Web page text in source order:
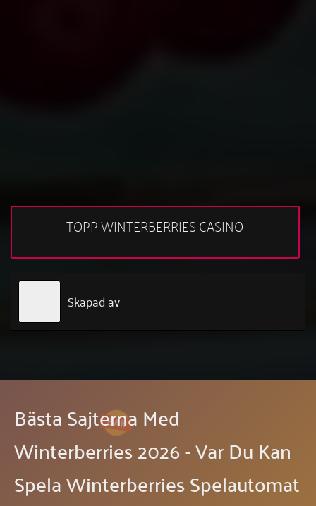
TOPP WINTERBERRIES CASINO
Skapad av
Bästa Sajterna Med
Winterberries 2026 - Var Du Kan
Spela Winterberries Spelautomat